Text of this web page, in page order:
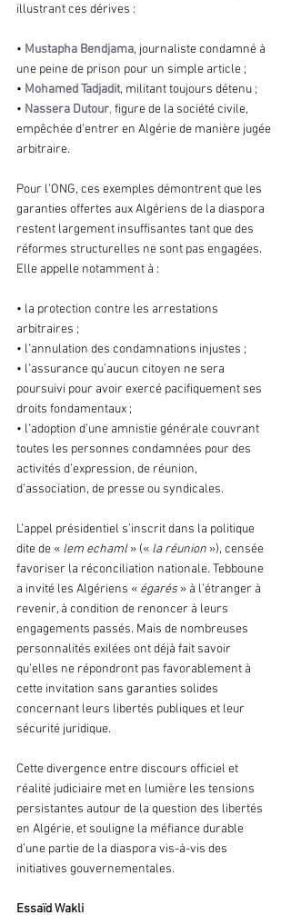
illustrant ces dérives :
• Mustapha Bendjama, journaliste condamné à
une peine de prison pour un simple article ;
• Mohamed Tadjadit, militant toujours détenu ;
• Nassera Dutour, figure de la société civile,
empêchée d’entrer en Algérie de manière jugée
arbitraire.
Pour l’ONG, ces exemples démontrent que les
garanties offertes aux Algériens de la diaspora
restent largement insuffisantes tant que des
réformes structurelles ne sont pas engagées.
Elle appelle notamment à :
• la protection contre les arrestations
arbitraires ;
• l’annulation des condamnations injustes ;
• l’assurance qu’aucun citoyen ne sera
poursuivi pour avoir exercé pacifiquement ses
droits fondamentaux ;
• l’adoption d’une amnistie générale couvrant
toutes les personnes condamnées pour des
activités d’expression, de réunion,
d’association, de presse ou syndicales.
L’appel présidentiel s’inscrit dans la politique
dite de « lem echaml » (« la réunion »), censée
favoriser la réconciliation nationale. Tebboune
a invité les Algériens « égarés » à l’étranger à
revenir, à condition de renoncer à leurs
engagements passés. Mais de nombreuses
personnalités exilées ont déjà fait savoir
qu’elles ne répondront pas favorablement à
cette invitation sans garanties solides
concernant leurs libertés publiques et leur
sécurité juridique.
Cette divergence entre discours officiel et
réalité judiciaire met en lumière les tensions
persistantes autour de la question des libertés
en Algérie, et souligne la méfiance durable
d’une partie de la diaspora vis-à-vis des
initiatives gouvernementales.
Essaïd Wakli